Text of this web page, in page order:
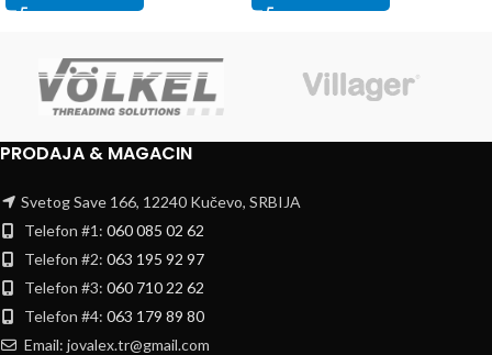
PRODAJA & MAGACIN
Svetog Save 166, 12240 Kučevo, SRBIJA
Telefon #1: 060 085 02 62
Telefon #2: 063 195 92 97
Telefon #3: 060 710 22 62
Telefon #4: 063 179 89 80
Email: jovalex.tr@gmail.com